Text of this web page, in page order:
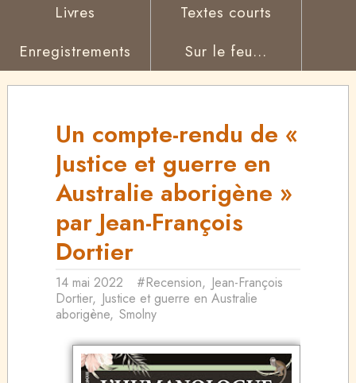
Livres
Textes courts
Enregistrements
Sur le feu...
Un compte-rendu de «
Justice et guerre en
Australie aborigène »
par Jean-François
Dortier
14 mai 2022 #Recension, Jean-François
Dortier, Justice et guerre en Australie
aborigène, Smolny